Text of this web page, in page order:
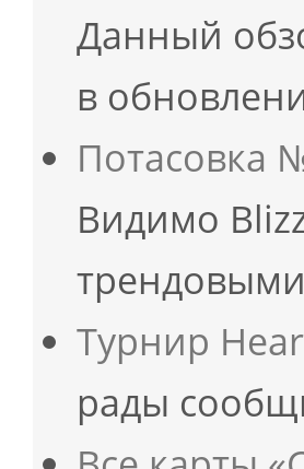
Данный
в
Потасовка
Видимо
Турнир
рады